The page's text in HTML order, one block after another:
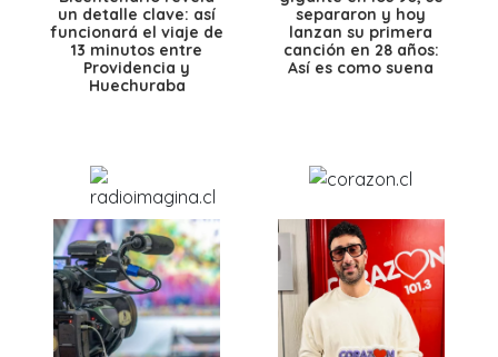
un detalle clave: así
funcionará el viaje de
13 minutos entre
Providencia y
Huechuraba
separaron y hoy
lanzan su primera
canción en 28 años:
Así es como suena